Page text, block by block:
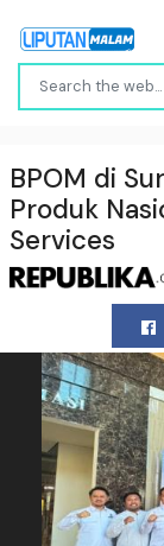
BPOM di
Produk
Services